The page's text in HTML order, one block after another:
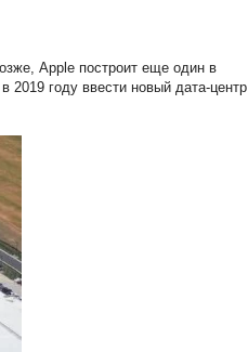
Apple построит еще один в
2019 году ввести новый дата-центр